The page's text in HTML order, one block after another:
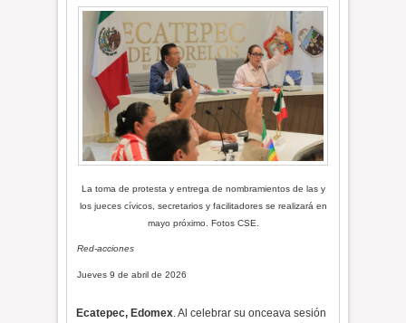
La toma de protesta y entrega de nombramientos de las y
los jueces cívicos, secretarios y facilitadores se realizará en
mayo próximo. Fotos CSE.
Red-acciones
Jueves 9 de abril de 2026
Ecatepec, Edomex. Al celebrar su onceava sesión